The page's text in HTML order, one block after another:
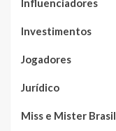
Influenciadores
Investimentos
Jogadores
Jurídico
Miss e Mister Brasil